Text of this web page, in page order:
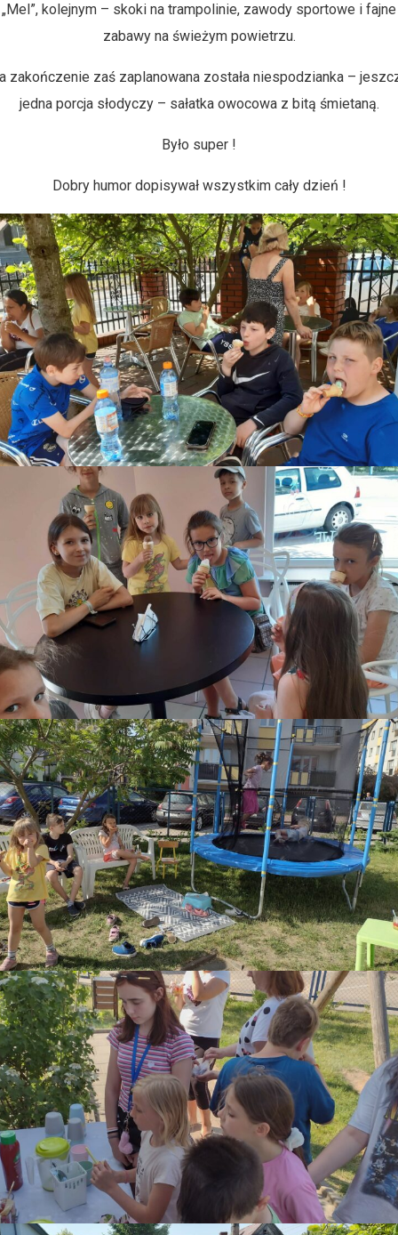
„Mel”, kolejnym – skoki na trampolinie, zawody sportowe i fajne
zabawy na świeżym powietrzu.
zakończenie zaś zaplanowana została niespodzianka –
jedna porcja słodyczy – sałatka owocowa z bitą śmietaną.
Było super !
Dobry humor dopisywał wszystkim cały dzień !